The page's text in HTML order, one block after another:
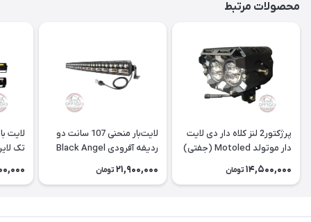
محصولات مرتبط
پرژکتور2 لنز کلاه دار دی لایت
دار موتولد Motoled (جفتی)
14,500,000 تومان
لایت‌بار منحنی 107 سانت دو
ردیفه آفرودی Black Angel
21,900,000 تومان
تک